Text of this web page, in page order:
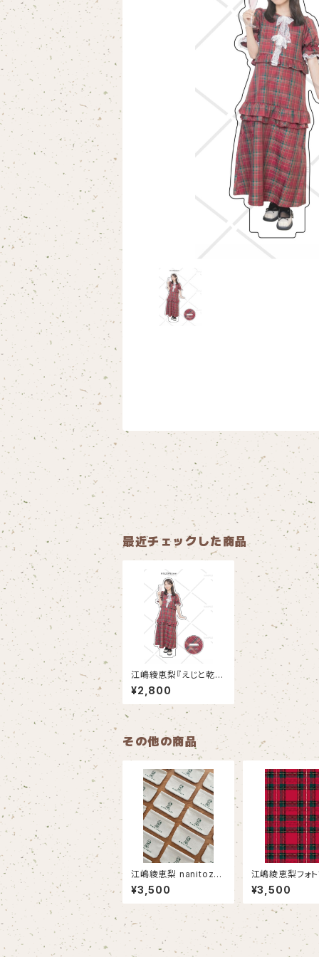
最近チェックした商品
江嶋綾恵梨『えじと乾杯
アクスタ〜シャンパン
編〜』
¥2,800
その他の商品
江嶋綾恵梨 nanitozo
フェイクレザーポーチ
¥3,500
江嶋綾恵梨フォ
ク-いつものワタ
¥3,500